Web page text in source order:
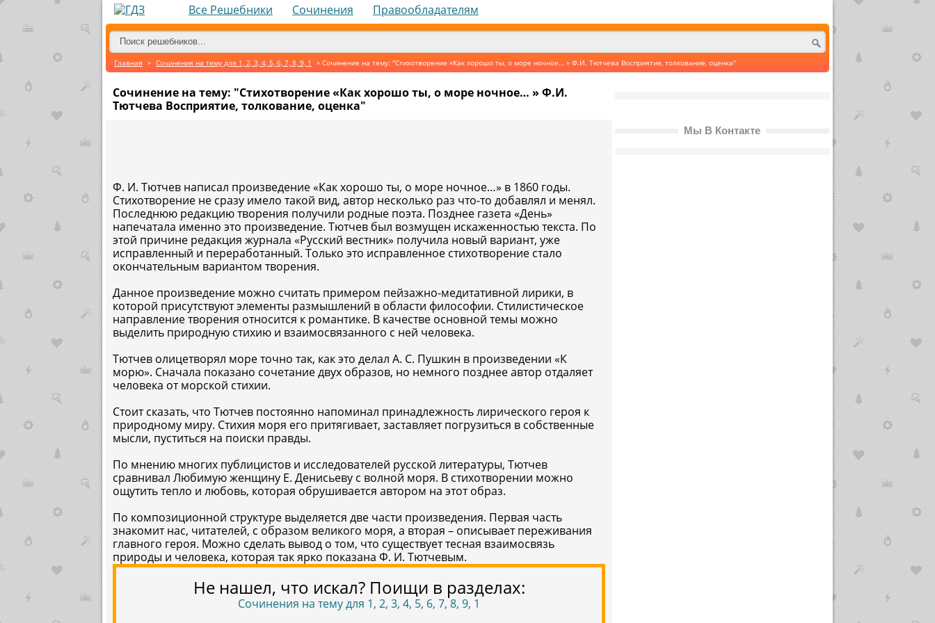
Все Решебники Сочинения Правообладателям
Главная » Сочинения на тему для 1, 2, 3, 4, 5, 6, 7, 8, 9, 1 » Сочинение на тему: "Стихотворение «Как хорошо ты, о море ночное… » Ф.И. Тютчева Восприятие, толкование, оценка"
Сочинение на тему: "Стихотворение «Как хорошо ты, о море ночное… » Ф.И.
Тютчева Восприятие, толкование, оценка"
Ф. И. Тютчев написал произведение «Как хорошо ты, о море ночное…» в 1860 годы.
Стихотворение не сразу имело такой вид, автор несколько раз что-то добавлял и менял.
Последнюю редакцию творения получили родные поэта. Позднее газета «День»
напечатала именно это произведение. Тютчев был возмущен искаженностью текста. По
этой причине редакция журнала «Русский вестник» получила новый вариант, уже
исправленный и переработанный. Только это исправленное стихотворение стало
окончательным вариантом творения.
Данное произведение можно считать примером пейзажно-медитативной лирики, в
которой присутствуют элементы размышлений в области философии. Стилистическое
направление творения относится к романтике. В качестве основной темы можно
выделить природную стихию и взаимосвязанного с ней человека.
Тютчев олицетворял море точно так, как это делал А. С. Пушкин в произведении «К
морю». Сначала показано сочетание двух образов, но немного позднее автор отдаляет
человека от морской стихии.
Стоит сказать, что Тютчев постоянно напоминал принадлежность лирического героя к
природному миру. Стихия моря его притягивает, заставляет погрузиться в собственные
мысли, пуститься на поиски правды.
По мнению многих публицистов и исследователей русской литературы, Тютчев
сравнивал Любимую женщину Е. Денисьеву с волной моря. В стихотворении можно
ощутить тепло и любовь, которая обрушивается автором на этот образ.
По композиционной структуре выделяется две части произведения. Первая часть
знакомит нас, читателей, с образом великого моря, а вторая – описывает переживания
главного героя. Можно сделать вывод о том, что существует тесная взаимосвязь
природы и человека, которая так ярко показана Ф. И. Тютчевым.
Не нашел, что искал? Поищи в разделах:
Сочинения на тему для 1, 2, 3, 4, 5, 6, 7, 8, 9, 1
Мы В Контакте